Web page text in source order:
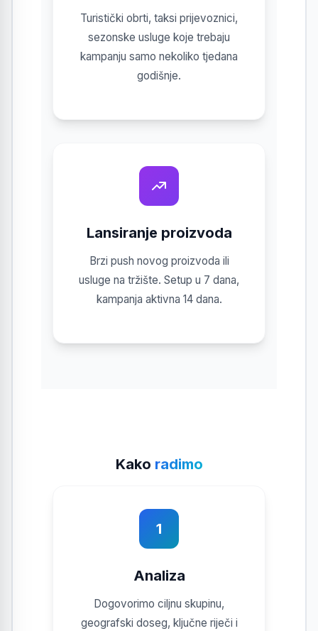
Turistički obrti, taksi prijevoznici,
sezonske usluge koje trebaju
kampanju samo nekoliko tjedana
godišnje.
Lansiranje proizvoda
Brzi push novog proizvoda ili
usluge na tržište. Setup u 7 dana,
kampanja aktivna 14 dana.
Kako radimo
1
Analiza
Dogovorimo ciljnu skupinu,
geografski doseg, ključne riječi i